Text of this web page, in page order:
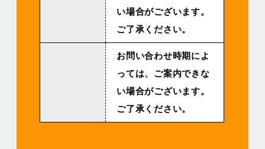
い場合がございます。
ご了承ください。
お問い合わせ時期によ
っては、ご案内できな
い場合がございます。
ご了承ください。